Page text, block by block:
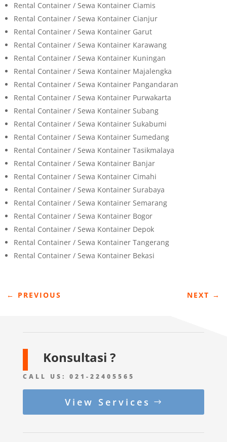
Rental Container / Sewa Kontainer Ciamis
Rental Container / Sewa Kontainer Cianjur
Rental Container / Sewa Kontainer Garut
Rental Container / Sewa Kontainer Karawang
Rental Container / Sewa Kontainer Kuningan
Rental Container / Sewa Kontainer Majalengka
Rental Container / Sewa Kontainer Pangandaran
Rental Container / Sewa Kontainer Purwakarta
Rental Container / Sewa Kontainer Subang
Rental Container / Sewa Kontainer Sukabumi
Rental Container / Sewa Kontainer Sumedang
Rental Container / Sewa Kontainer Tasikmalaya
Rental Container / Sewa Kontainer Banjar
Rental Container / Sewa Kontainer Cimahi
Rental Container / Sewa Kontainer Surabaya
Rental Container / Sewa Kontainer Semarang
Rental Container / Sewa Kontainer Bogor
Rental Container / Sewa Kontainer Depok
Rental Container / Sewa Kontainer Tangerang
Rental Container / Sewa Kontainer Bekasi
← PREVIOUS NEXT →
Konsultasi ?
CALL US: 021-22405565
View Services